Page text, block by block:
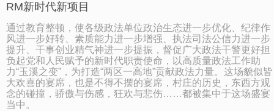
RM新时代新项目
通过教育整顿，使各级政法单位政治生态进一步优化、纪律作
风进一步好转、素质能力进一步增强、执法司法公信力进一步
提升、干事创业精气神进一步提振，督促广大政法干警更好担
负起党和人民赋予的新时代职责使命，以高质量政法工作助
力“玉溪之变”，为打造“两区一高地”贡献政法力量。这场貌似皆
大欢喜的宴席，也是不得不摆的宴席，村庄的历史，东西方观
念的碰撞，骄傲与伤感，狂欢与悲伤……都被集中于这场盛宴
当中。